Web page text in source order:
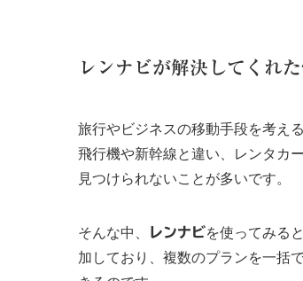
レンナビが解決してくれ
旅行やビジネスの移動手段を考え
飛行機や新幹線と違い、レンタカ
見つけられないことが多いです。
そんな中、 レンナビを使ってみる
加しており、複数のプランを一括